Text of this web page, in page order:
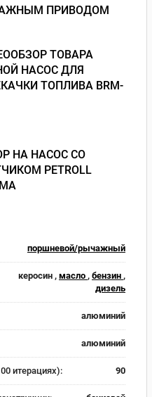
ПРИВОДОМ
ТОВАРА
НАСОС ДЛЯ
ТОПЛИВА BRM-
НА НАСОС СО
PETROLL
поршневой/рычажный
керосин , масло , бензин ,
дизель
алюминий
алюминий
итерациях): 90